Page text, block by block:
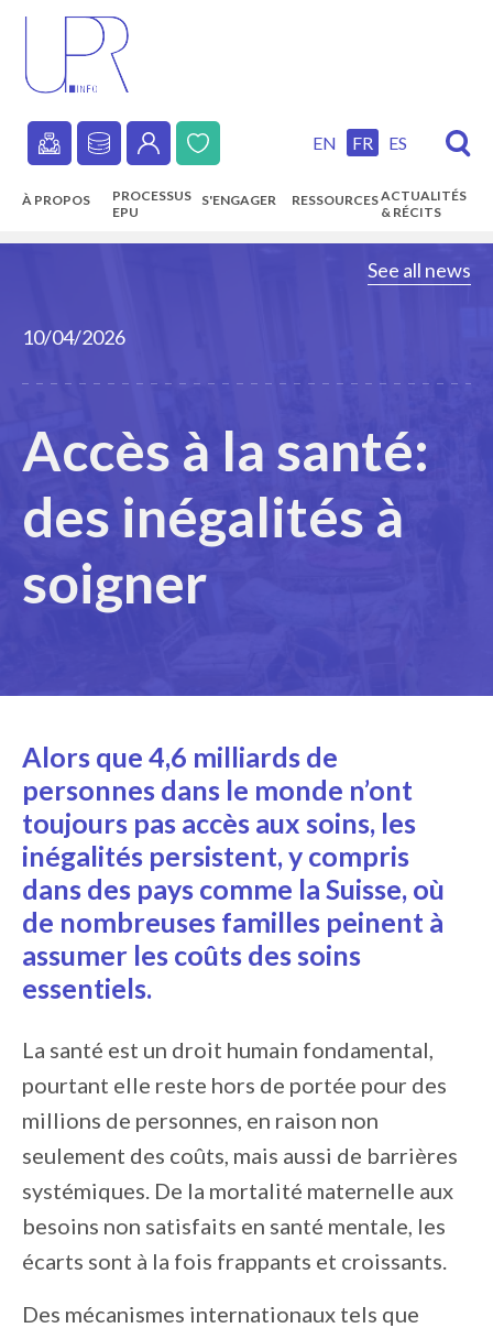
content
Secondary
navigation
EN FR ES
Main
À PROPOS
PROCESSUS
EPU
S'ENGAGER RESSOURCESACTUALITÉS
& RÉCITS
See all news
10/04/2026
Accès à la santé:
des inégalités à
soigner
Alors que 4,6 milliards de
personnes dans le monde n’ont
toujours pas accès aux soins, les
inégalités persistent, y compris
dans des pays comme la Suisse, où
de nombreuses familles peinent à
assumer les coûts des soins
essentiels.
La santé est un droit humain fondamental,
pourtant elle reste hors de portée pour des
millions de personnes, en raison non
seulement des coûts, mais aussi de barrières
systémiques. De la mortalité maternelle aux
besoins non satisfaits en santé mentale, les
écarts sont à la fois frappants et croissants.
Des mécanismes internationaux tels que